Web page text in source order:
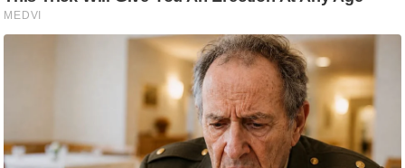
चा
मी
क्षा